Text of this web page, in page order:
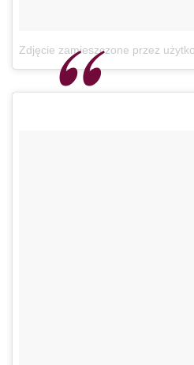
Zdjęcie zamieszczone przez